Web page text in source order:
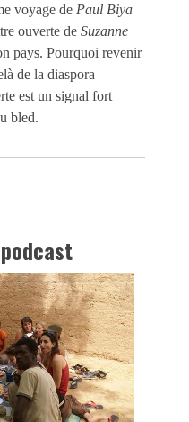
voyage de Paul Biya
ouverte de Suzanne
pays. Pourquoi revenir
de la diaspora
est un signal fort
bled.